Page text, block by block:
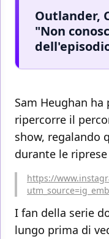
Outlander,
"Non
Sam Heughan
ripercorre il
show, regalando
durante le
https://
I fan della serie
lungo prima di